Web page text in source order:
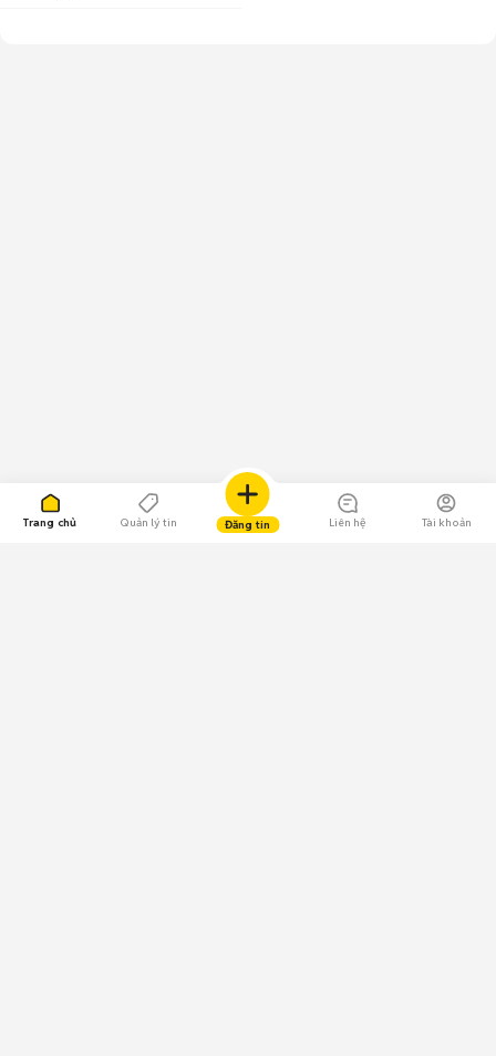
Trang chủ Quản lý tin Đăng tin Liên hệ Tài khoản